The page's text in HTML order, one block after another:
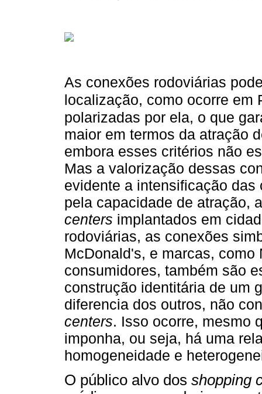
As conexões rodoviárias
localização, como ocorre em
polarizadas por ela, o que
maior em termos da atração
embora esses critérios não
Mas a valorização dessas
evidente a intensificação
pela capacidade de atração,
centers implantados em
rodoviárias, as conexões
McDonald's, e marcas,
consumidores, também são
construção identitária de um
diferencia dos outros, não
centers. Isso ocorre, mesmo
imponha, ou seja, há uma
homogeneidade e
O público alvo dos shopping